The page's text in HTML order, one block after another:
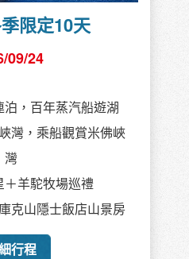
限定10天
09/24
，百年蒸汽船遊湖
灣，乘船觀賞米佛峽
灣
＋羊駝牧場巡禮
克山隱士飯店山景房
行程